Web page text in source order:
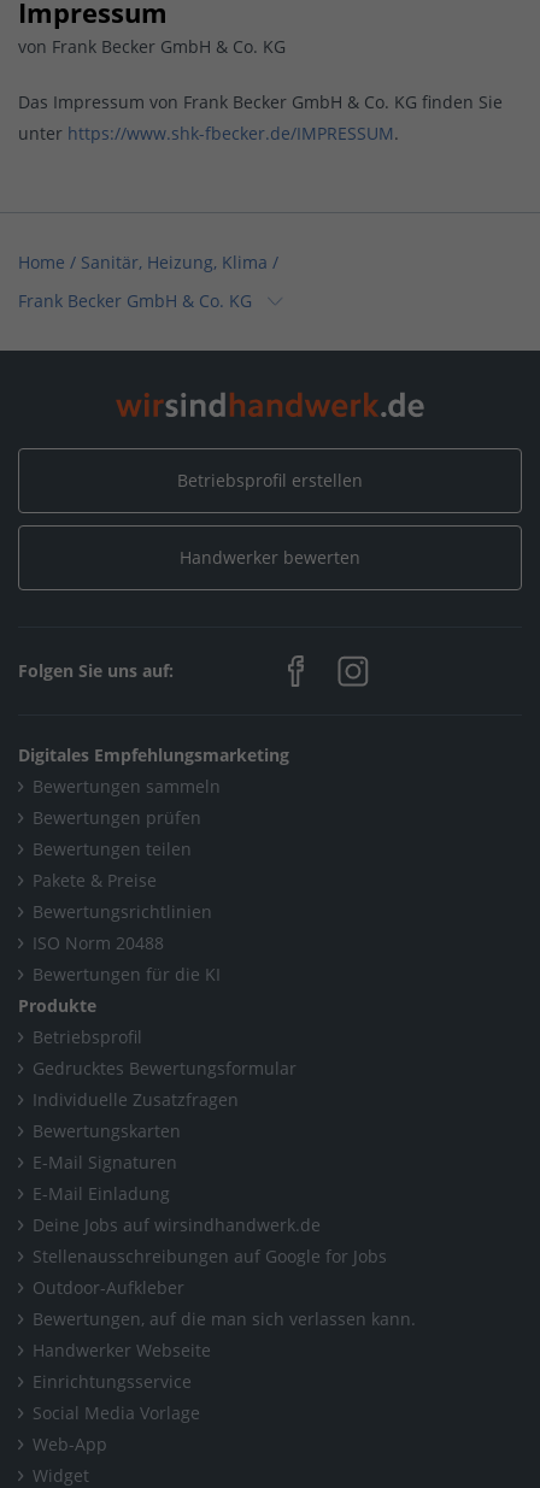
Impressum
von Frank Becker GmbH & Co. KG
Das Impressum von Frank Becker GmbH & Co. KG finden Sie
unter https://www.shk-fbecker.de/IMPRESSUM.
Home / Sanitär, Heizung, Klima /
Frank Becker GmbH & Co. KG
Home / Sanitär, Heizung, Klima / Bad & Sanitär /
Frank Becker GmbH & Co. KG
Sanitär, Heizung, Klima / Solar, Photovoltaik & Erneuerbare
Energien
Frank Becker GmbH & Co. KG
Betriebsprofil erstellen
Handwerker bewerten
Folgen Sie uns auf:
Digitales Empfehlungsmarketing
Bewertungen sammeln
Bewertungen prüfen
Bewertungen teilen
Pakete & Preise
Bewertungsrichtlinien
ISO Norm 20488
Bewertungen für die KI
Produkte
Betriebsprofil
Gedrucktes Bewertungsformular
Individuelle Zusatzfragen
Bewertungskarten
E-Mail Signaturen
E-Mail Einladung
Deine Jobs auf wirsindhandwerk.de
Stellenausschreibungen auf Google for Jobs
Outdoor-Aufkleber
Bewertungen, auf die man sich verlassen kann.
Handwerker Webseite
Einrichtungsservice
Social Media Vorlage
Web-App
Widget